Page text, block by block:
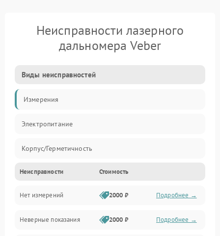
Неисправности лазерного
дальномера Veber
Виды неисправностей
Измерения
Электропитание
Корпус/Герметичность
Интерфейсы
Безопасность
Электронные компоненты
Неисправности Стоимость
Нет измерений 2000 ₽ Подробнее →
Неверные показания 2000 ₽ Подробнее →